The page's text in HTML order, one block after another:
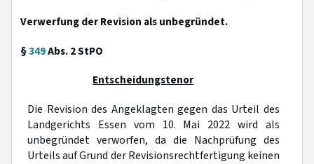
Verwerfung der Revision als unbegründet.
§349Abs. 2 StPO
Entscheidungstenor
Die Revision des Angeklagten gegen das Urteil des
Landgerichts Essen vom 10. Mai 2022 wird als
unbegründet verworfen, da die Nachprüfung des
Urteils auf Grund der Revisionsrechtfertigung keinen